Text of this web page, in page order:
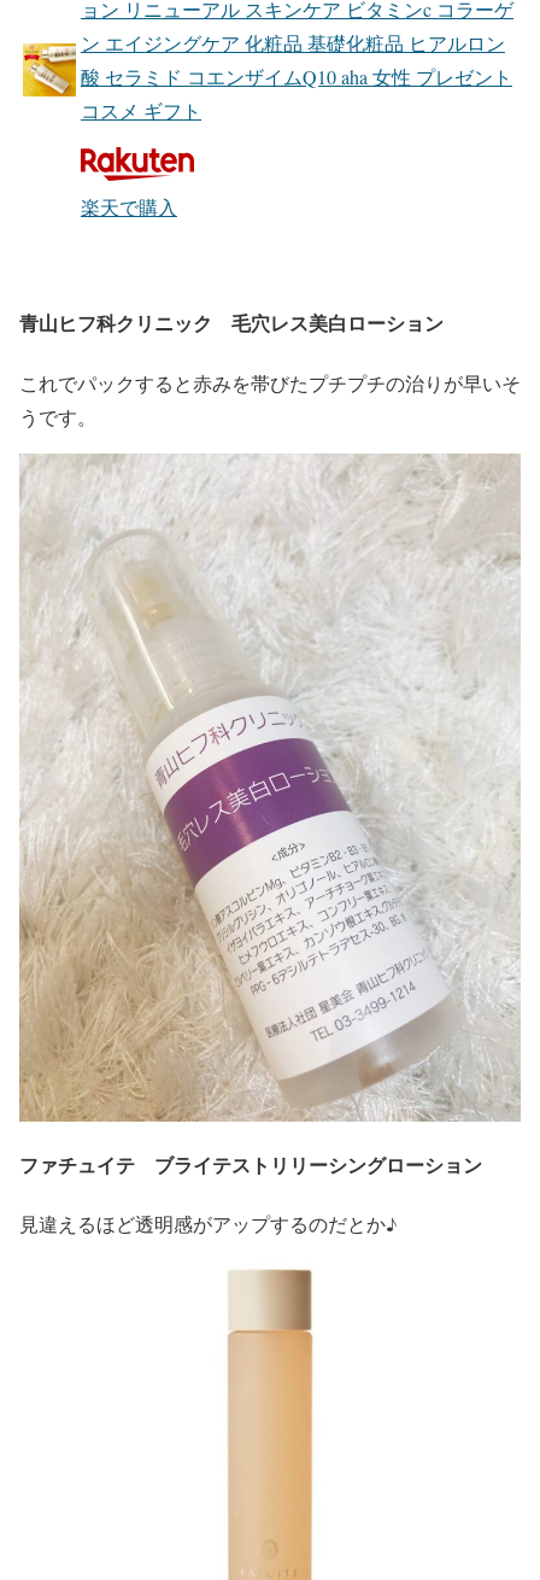
ョン リニューアル スキンケア ビタミンc コラーゲ
ン エイジングケア 化粧品 基礎化粧品 ヒアルロン
酸 セラミド コエンザイムQ10 aha 女性 プレゼント
コスメ ギフト
楽天で購入
青山ヒフ科クリニック 毛穴レス美白ローション
これでパックすると赤みを帯びたプチプチの治りが早いそ
うです。
ファチュイテ ブライテストリリーシングローション
見違えるほど透明感がアップするのだとか♪